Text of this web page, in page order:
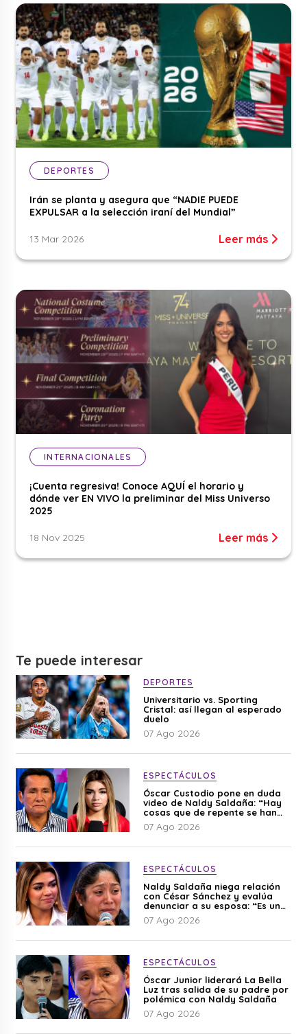
DEPORTES
Irán se planta y asegura que “NADIE PUEDE
EXPULSAR a la selección iraní del Mundial”
13 Mar 2026 Leer más
INTERNACIONALES
¡Cuenta regresiva! Conoce AQUÍ el horario y
dónde ver EN VIVO la preliminar del Miss Universo
2025
18 Nov 2025 Leer más
Te puede interesar
DEPORTES
Universitario vs. Sporting
Cristal: así llegan al esperado
duelo
07 Ago 2026
ESPECTÁCULOS
Óscar Custodio pone en duda
video de Naldy Saldaña: “Hay
cosas que de repente se han
editado”
07 Ago 2026
ESPECTÁCULOS
Naldy Saldaña niega relación
con César Sánchez y evalúa
denunciar a su esposa: “Es una
difamación”
07 Ago 2026
ESPECTÁCULOS
Óscar Junior liderará La Bella
Luz tras salida de su padre por
polémica con Naldy Saldaña
07 Ago 2026